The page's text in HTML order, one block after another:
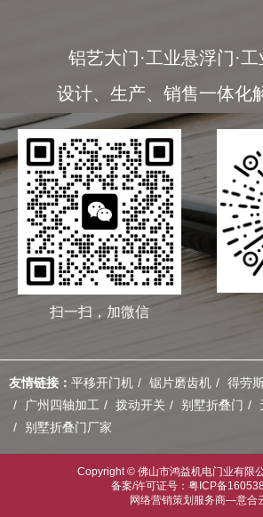
铝艺大门·工业悬浮门·
设计、生产、销售一体化
扫一扫，加微信
友情链接： 平移开门机 锯片磨齿机
得劳
广州四轴加工
拨动开关 别墅折叠门
别墅折叠门厂家
Copyright © 佛山市鸿益机电门业有限
备案/许可证号：粤ICP备
网络营销策划服务商—意合